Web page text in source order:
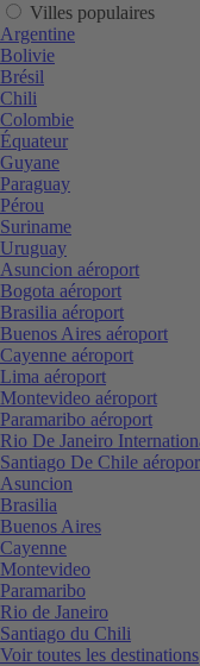
Villes populaires
Argentine
Bolivie
Brésil
Chili
Colombie
Équateur
Guyane
Paraguay
Pérou
Suriname
Uruguay
Asuncion aéroport
Bogota aéroport
Brasilia aéroport
Buenos Aires aéroport
Cayenne aéroport
Lima aéroport
Montevideo aéroport
Paramaribo aéroport
Rio De Janeiro
Santiago De Chile
Asuncion
Brasilia
Buenos Aires
Cayenne
Montevideo
Paramaribo
Rio de Janeiro
Santiago du Chili
Voir toutes les destinations